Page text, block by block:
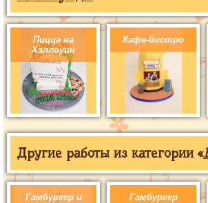
Пицца на
Хэллоуин
Кафе-бистро
Другие работы из категории «
Гамбургер и
Гамбургер